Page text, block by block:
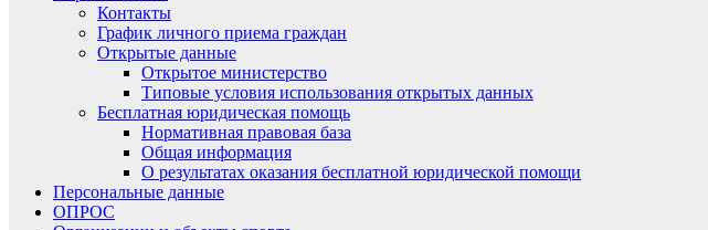
Контакты
График личного приема граждан
Открытые данные
Открытое министерство
Типовые условия использования открытых данных
Бесплатная юридическая помощь
Нормативная правовая база
Общая информация
О результатах оказания бесплатной юридической помощи
Персональные данные
ОПРОС